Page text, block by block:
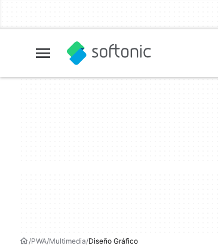
PWA Multimedia Diseño Gráfico